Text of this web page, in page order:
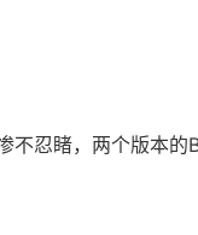
不忍睹，两个版本的